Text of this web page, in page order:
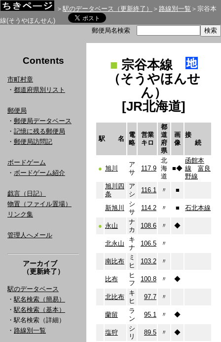
＞ 駅のデータベース（更新終了） ＞ 路線別一覧 ＞宗谷本
線(そうやほんせん)
郵便局名検索
Contents
市町村章
・ 都道府県別リスト
郵便局
・ 郵便局データベース
・ 記憶に残る郵便局
・ 郵便局訪問記
ボードゲーム
・ ボードゲーム紹介
戯言（日記）
物置（ファイル置場）
リンク集
管理人へメール
アーカイブ
（更新終了）
駅のデータベース
・ 駅名検索（簡易）
・ 駅名検索（基本）
・駅名検索（詳細）
・ 路線別一覧
■ 宗谷本線
（そうやほんせ
ん）
[JR北海道]
駅 名
電
略
営業
キロ
都
道
府
県
画
像
接
続
● 旭川
ア
サ
117.9
北
海
道
■◆
函館本
線
富良
野線
旭川四
条
ア
シ
116.1 〃 ■
新旭川
シ
サ
114.2 〃 ■ 石北本線
● 永山
ナ
カ
108.6 〃 ◆
北永山
キ
ナ
106.5 〃
南比布
ミ
ヒ
103.2 〃
比布
ヒ
フ
100.8 〃 ◆
北比布
キ
ヒ
97.7 〃
蘭留
ラ
ン
95.1 〃 ◆
塩狩
シ
リ
89.5 〃 ◆